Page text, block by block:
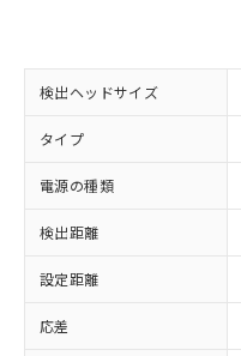
検出ヘッドサイズ
タイプ
電源の種類
検出距離
設定距離
応差